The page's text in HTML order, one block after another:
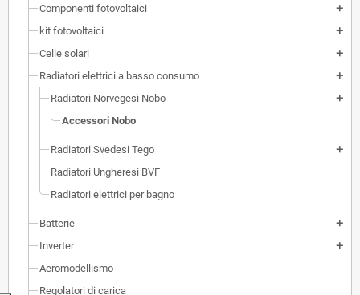
Componenti fotovoltaici
add
kit fotovoltaici add
Celle solari add
Radiatori elettrici a basso consumo add
Radiatori Norvegesi Nobo add
Accessori Nobo
Radiatori Svedesi Tego add
Radiatori Ungheresi BVF
Radiatori elettrici per bagno
Batterie add
Inverter add
Aeromodellismo
Regolatori di carica